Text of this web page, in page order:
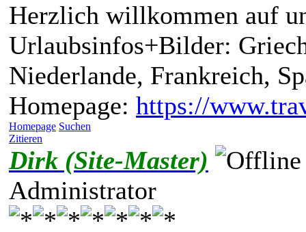
Herzlich willkommen auf
Urlaubsinfos+Bilder:
Niederlande, Frankreich,
Homepage: https://
Homepage Suchen
Zitieren
Dirk (Site-Master)
Administrator